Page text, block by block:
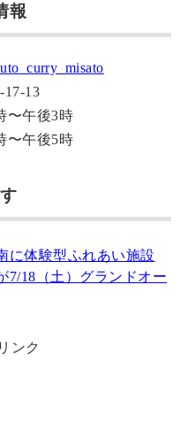
報
17-13
〜午後3時
〜午後5時
に体験型ふれあい施設
7/18（土）グランドオー
ンク